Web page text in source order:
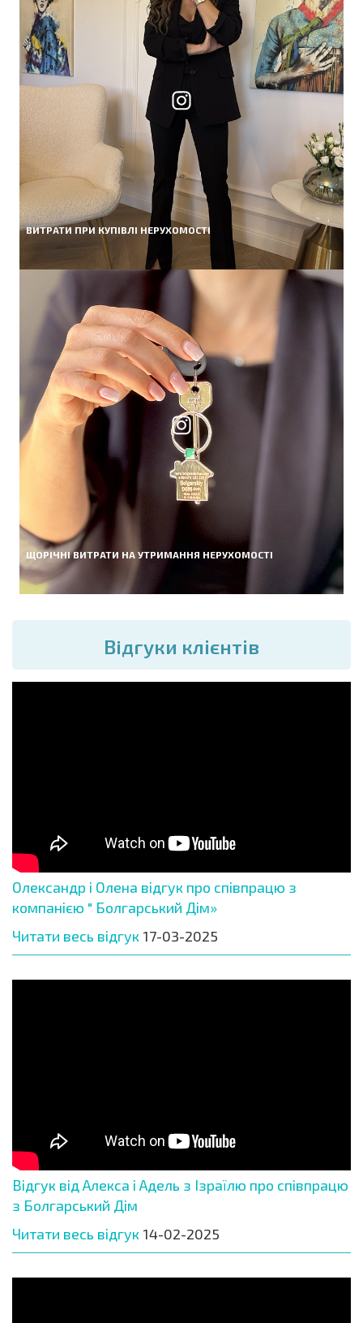
ВИТРАТИ ПРИ КУПІВЛІ НЕРУХОМОСТІ
ЩОРІЧНІ ВИТРАТИ НА УТРИМАННЯ НЕРУХОМОСТІ
Вiдгуки клієнтів
Олександр і Олена відгук про співпрацю з
компанією " Болгарський Дім»
Читати весь відгук 17-03-2025
Відгук від Алекса і Адель з Ізраїлю про співпрацю
з Болгарський Дім
Читати весь відгук 14-02-2025